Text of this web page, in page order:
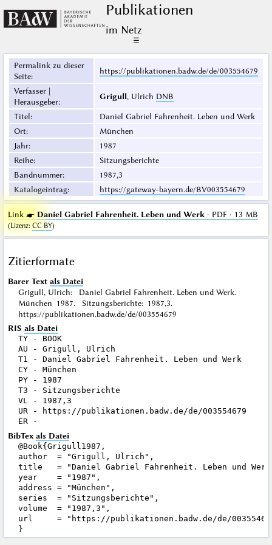
Publikationen
im Netz
☰
Permalink zu dieser
Seite:
https://publikationen.badw.de/de/003554679
Verfasser |
Herausgeber:
Grigull, Ulrich DNB
Titel:
Daniel Gabriel Fahrenheit. Leben und Werk
Ort:
München
Jahr:
1987
Reihe:
Sitzungsberichte
Bandnummer:
1987,3
Katalogeintrag: https://gateway-bayern.de/BV003554679
Link ☛ Daniel Gabriel Fahrenheit. Leben und Werk· PDF · 13 MB
(Lizenz: CC BY)
Zitierformate
Barer Text als Datei
Grigull, Ulrich: Daniel Gabriel Fahrenheit. Leben und Werk.
München 1987. Sitzungsberichte: 1987,3.
https://publikationen.badw.de/de/003554679
RIS als Datei
TY - BOOK
AU - Grigull, Ulrich
T1 - Daniel Gabriel Fahrenheit. Leben und Werk
CY - München
PY - 1987
T3 - Sitzungsberichte
VL - 1987,3
UR - https://publikationen.badw.de/de/003554679
BibTex als Datei
@Book{Grigull1987,
author  = "Grigull, Ulrich",
title   = "Daniel Gabriel Fahrenheit. Leben und
year    = "1987",
address = "München",
series  = "Sitzungsberichte",
volume  = "1987,3",
url     = "https://publikationen.badw.de/de/